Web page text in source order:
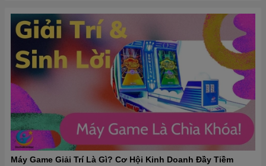
Máy Game Giải Trí Là Gì? Cơ Hội Kinh Doanh Đầy Tiềm